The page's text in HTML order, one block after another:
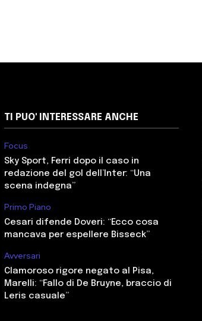
TI PUO' INTERESSARE ANCHE
Focus
Sky Sport, Ferri dopo il caso in
redazione del gol dell’Inter: “Una
scena indegna”
Primo Piano
Cesari difende Doveri: “Ecco cosa
mancava per espellere Bisseck”
Avversari
Clamoroso rigore negato al Pisa,
Marelli: “Fallo di De Bruyne, braccio di
Leris casuale”